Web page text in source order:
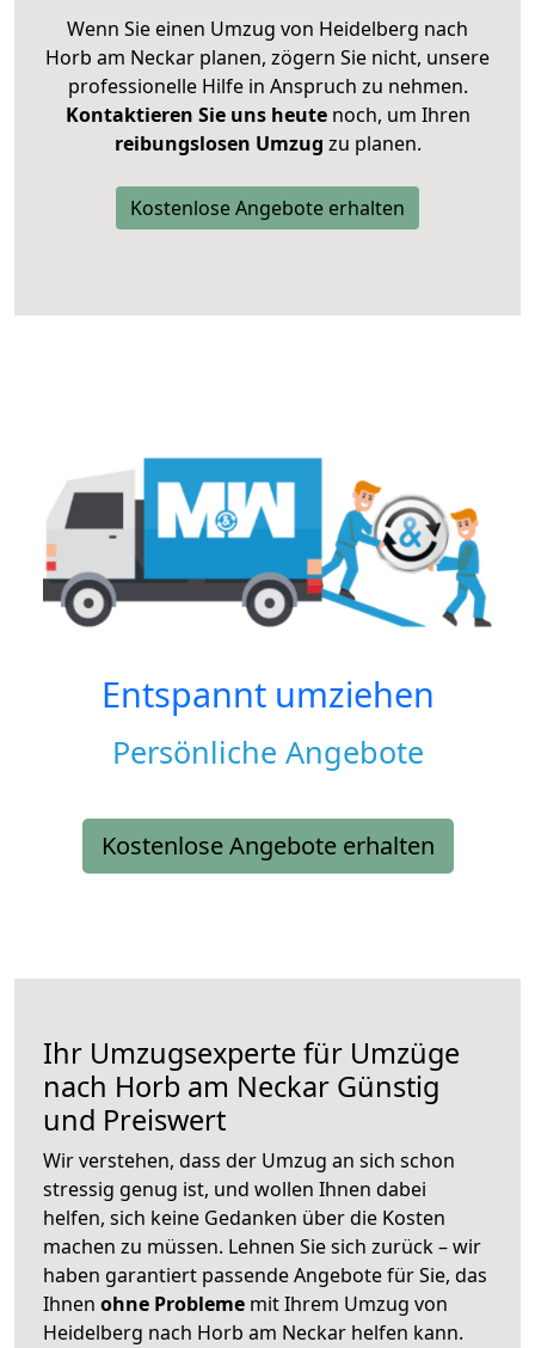
Wenn Sie einen Umzug von Heidelberg nach
Horb am Neckar planen, zögern Sie nicht, unsere
professionelle Hilfe in Anspruch zu nehmen.
Kontaktieren Sie uns heutenoch, um Ihren
reibungslosen Umzug zu planen.
Kostenlose Angebote erhalten
Entspannt umziehen
Persönliche Angebote
Kostenlose Angebote erhalten
Ihr Umzugsexperte für Umzüge
nach Horb am Neckar Günstig
und Preiswert
Wir verstehen, dass der Umzug an sich schon
stressig genug ist, und wollen Ihnen dabei
helfen, sich keine Gedanken über die Kosten
machen zu müssen. Lehnen Sie sich zurück – wir
haben garantiert passende Angebote für Sie, das
Ihnen ohne Probleme mit Ihrem Umzug von
Heidelberg nach Horb am Neckar helfen kann.